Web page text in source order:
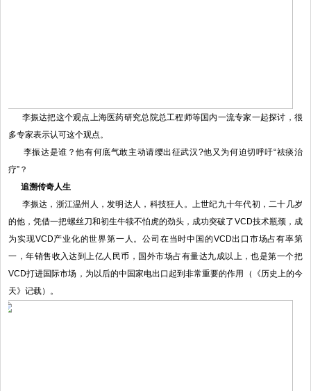
李振达把这个观点上海医药研究总院总工程师等国内一流专家一起探讨，很
多专家表示认可这个观点。
李振达是谁？他有何底气敢主动请缨出征武汉?他又为何迫切呼吁“祛痰治
疗”？
追溯传奇人生
李振达，浙江温州人，发明达人，科技狂人。上世纪九十年代初，二十几岁
的他，凭借一把螺丝刀和初生牛犊不怕虎的劲头，成功突破了VCD技术瓶颈，成
为实现VCD产业化的世界第一人。公司在当时中国的VCD出口市场占有率第
一，年销售收入达到上亿人民币，国外市场占有量达九成以上，也是第一个把
VCD打进国际市场，为以后的中国家电出口起到非常重要的作用（《历史上的今
天》记载）。